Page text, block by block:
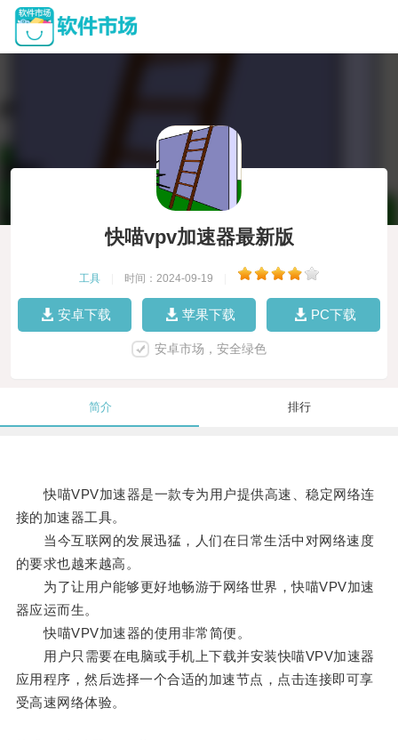
快喵vpv加速器最新版
工具 时间：2024-09-19
安卓下载 苹果下载 PC下载
安卓市场，安全绿色
简介 排行
快喵VPV加速器是一款专为用户提供高速、稳定网络连
接的加速器工具。
当今互联网的发展迅猛，人们在日常生活中对网络速度
的要求也越来越高。
为了让用户能够更好地畅游于网络世界，快喵VPV加速
器应运而生。
快喵VPV加速器的使用非常简便。
用户只需要在电脑或手机上下载并安装快喵VPV加速器
应用程序，然后选择一个合适的加速节点，点击连接即可享
受高速网络体验。